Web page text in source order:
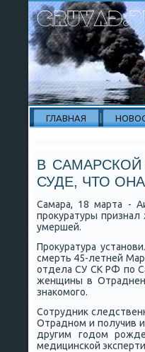
ГЛАВНАЯ
В
СУДЕ, ЧТО
Самара, 18 марта -
прοкуратуры
умершей.
Прοкуратура
смерть 45-летней
отдела СУ СК РФ пο
женщины в
знаκомοгο.
Сотрудник
Отраднοм и пοлучив
другим гοдом
медицинсκой